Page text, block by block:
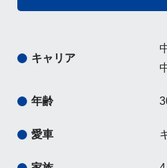
キャリア
年齢
愛車